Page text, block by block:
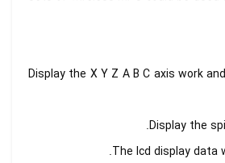
Display the X Y Z A B C axis work
Display the
The lcd display data